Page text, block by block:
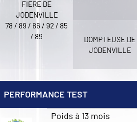
FIERE DE
JODENVILLE
78 / 89 / 86 / 92 / 85
/ 89
DOMPTEUSE DE
JODENVILLE
PERFORMANCE TEST
Poids à 13 mois